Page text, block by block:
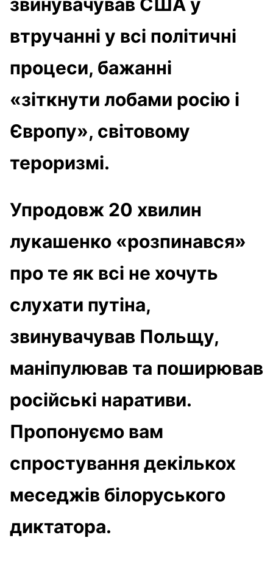
втручанні у всі політичні
процеси, бажанні
«зіткнути лобами росію і
Європу», світовому
тероризмі.
Упродовж 20 хвилин
лукашенко «розпинався»
про те як всі не хочуть
слухати путіна,
звинувачував Польщу,
маніпулював та поширював
російські наративи.
Пропонуємо вам
спростування декількох
меседжів білоруського
диктатора.